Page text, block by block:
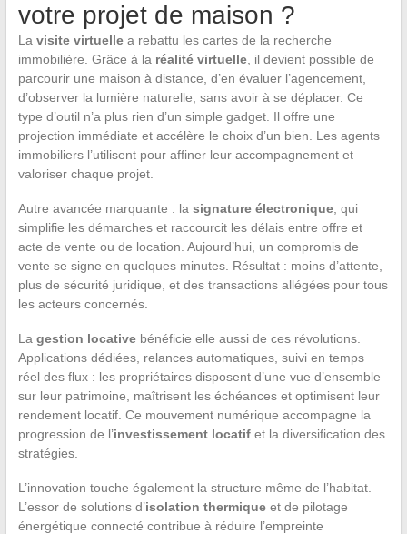
votre projet de maison ?
La visite virtuellea rebattu les cartes de la recherche
immobilière. Grâce à la réalité virtuelle, il devient possible de
parcourir une maison à distance, d’en évaluer l’agencement,
d’observer la lumière naturelle, sans avoir à se déplacer. Ce
type d’outil n’a plus rien d’un simple gadget. Il offre une
projection immédiate et accélère le choix d’un bien. Les agents
immobiliers l’utilisent pour affiner leur accompagnement et
valoriser chaque projet.
Autre avancée marquante : la signature électronique, qui
simplifie les démarches et raccourcit les délais entre offre et
acte de vente ou de location. Aujourd’hui, un compromis de
vente se signe en quelques minutes. Résultat : moins d’attente,
plus de sécurité juridique, et des transactions allégées pour tous
les acteurs concernés.
La gestion locativebénéficie elle aussi de ces révolutions.
Applications dédiées, relances automatiques, suivi en temps
réel des flux : les propriétaires disposent d’une vue d’ensemble
sur leur patrimoine, maîtrisent les échéances et optimisent leur
rendement locatif. Ce mouvement numérique accompagne la
progression de l’investissement locatifet la diversification des
stratégies.
L’innovation touche également la structure même de l’habitat.
L’essor de solutions d’isolation thermiqueet de pilotage
énergétique connecté contribue à réduire l’empreinte